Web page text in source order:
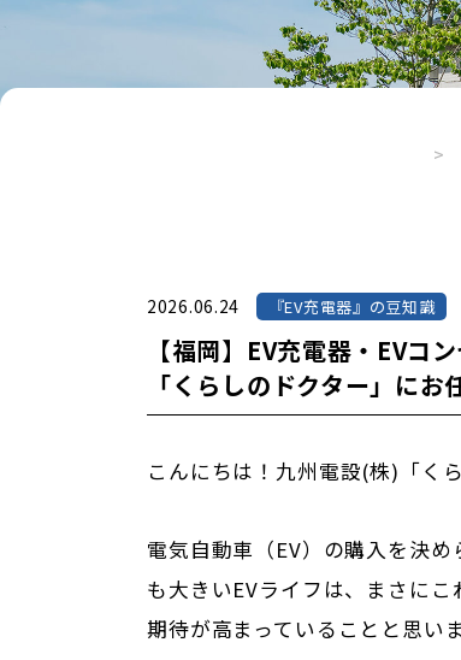
2026.06.24 『EV充電器』の豆知識
【福岡】EV充電器・EVコ
「くらしのドクター」にお
こんにちは！九州電設(株)「く
電気自動車（EV）の購入を決
も大きいEVライフは、まさに
期待が高まっていることと思いま